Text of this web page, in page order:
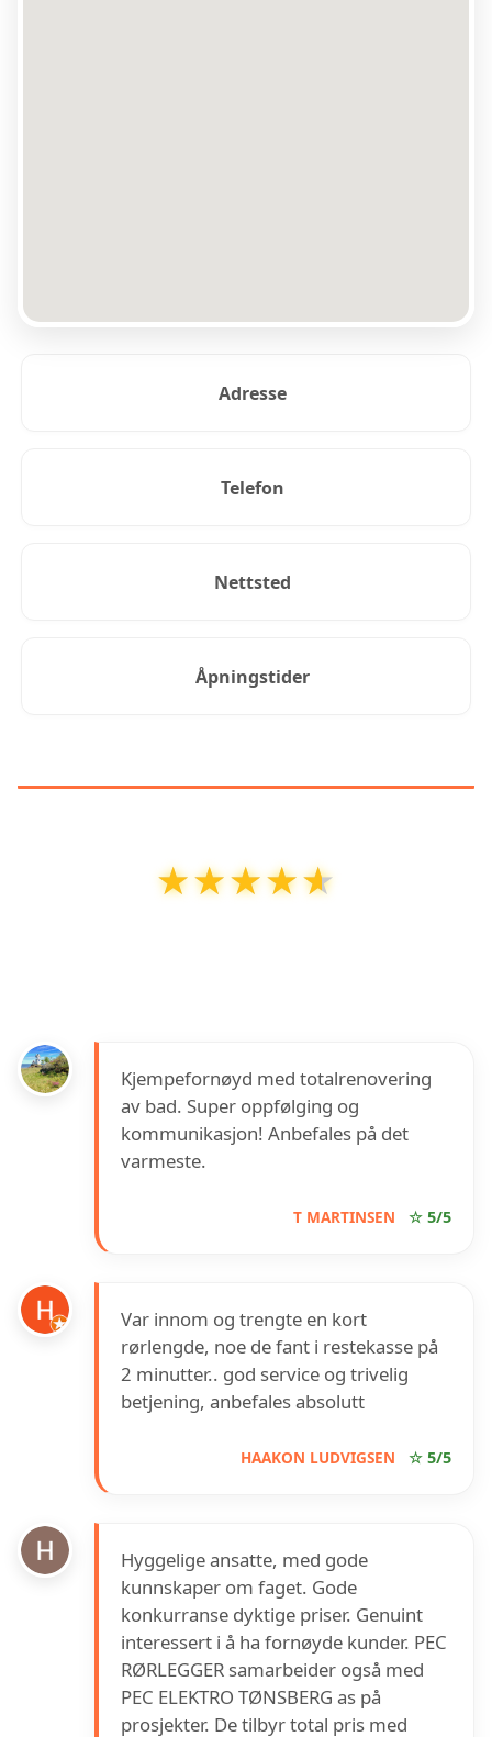
Adresse
Telefon
Nettsted
Åpningstider
★★★★★
★★★★★
Kjempefornøyd med totalrenovering
av bad. Super oppfølging og
kommunikasjon! Anbefales på det
varmeste.
T MARTINSEN ☆ 5/5
Var innom og trengte en kort
rørlengde, noe de fant i restekasse på
2 minutter.. god service og trivelig
betjening, anbefales absolutt
HAAKON LUDVIGSEN ☆ 5/5
Hyggelige ansatte, med gode
kunnskaper om faget. Gode
konkurranse dyktige priser. Genuint
interessert i å ha fornøyde kunder. PEC
RØRLEGGER samarbeider også med
PEC ELEKTRO TØNSBERG as på
prosjekter. De tilbyr total pris med